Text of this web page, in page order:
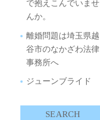
で抱えこんでいませ
んか。
離婚問題は埼玉県越
谷市のなかざわ法律
事務所へ
ジューンブライド
SEARCH